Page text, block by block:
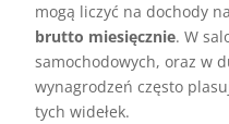
mogą liczyć na dochody
brutto miesięcznie. W
samochodowych, oraz w
wynagrodzeń często
tych widełek.